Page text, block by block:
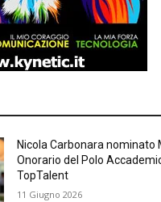
Nicola Carbonara nominato
Onorario del Polo
TopTalent
11 Giugno 2026